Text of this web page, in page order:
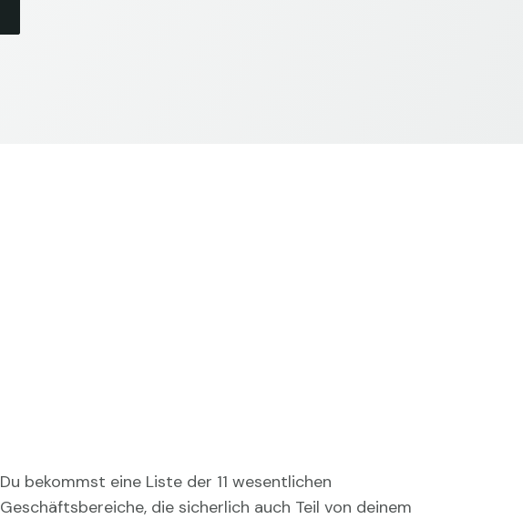
Du bekommst eine Liste der 11 wesentlichen
Geschäftsbereiche, die sicherlich auch Teil von deinem